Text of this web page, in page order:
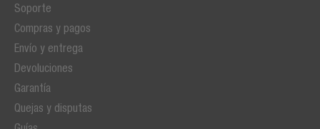
Soporte
Compras y pagos
Envío y entrega
Devoluciones
Garantía
Quejas y disputas